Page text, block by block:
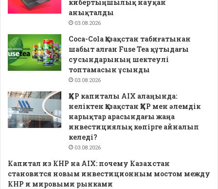
кибертыңшылық науқан
анықталды
03.08.2026
Coca-Cola Қазақстан табиғатынан
шабыт алған Fuse Tea құтыдағы
сусындарының шектеулі
топтамасын ұсынды
03.08.2026
ҚХР капиталы AIX алаңында:
неліктен Қазақстан ҚХР мен әлемдік
нарықтар арасындағы жаңа
инвестициялық көпірге айналып
келеді?
03.08.2026
Капитал из КНР на AIX: почему Казахстан
становится новым инвестиционным мостом между
КНР и мировыми рынками